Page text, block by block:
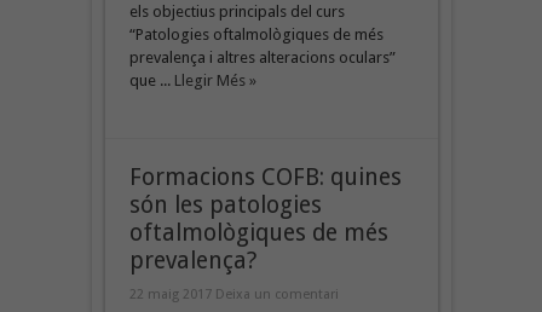
els objectius principals del curs
“Patologies oftalmològiques de més
prevalença i altres alteracions oculars”
que ... Llegir Més »
Formacions COFB: quines
són les patologies
oftalmològiques de més
prevalença?
22 maig 2017 Deixa un comentari